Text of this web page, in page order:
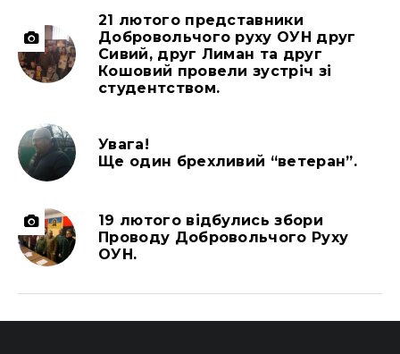
21 лютого представники
Добровольчого руху ОУН друг
Сивий, друг Лиман та друг
Кошовий провели зустріч зі
студентством.
Увага!
Ще один брехливий “ветеран”.
19 лютого відбулись збори
Проводу Добровольчого Руху
ОУН.